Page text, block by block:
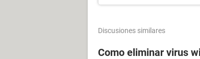
Discusiones similares
Como eliminar virus